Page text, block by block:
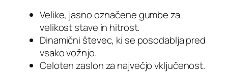
Velike, jasno označene gumbe za
velikost stave in hitrost.
Dinamični števec, ki se posodablja pred
vsako vožnjo.
Celoten zaslon za največjo vključenost.